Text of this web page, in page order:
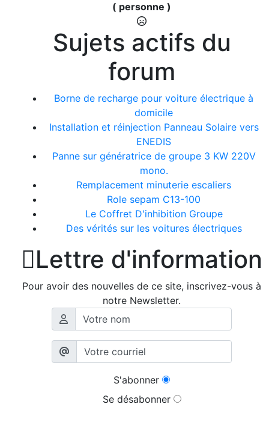
( personne )
Sujets actifs du
forum
Borne de recharge pour voiture électrique à
domicile
Installation et réinjection Panneau Solaire vers
ENEDIS
Panne sur génératrice de groupe 3 KW 220V
mono.
Remplacement minuterie escaliers
Role sepam C13-100
Le Coffret D'inhibition Groupe
Des vérités sur les voitures électriques
Lettre d'information
Pour avoir des nouvelles de ce site, inscrivez-vous à
notre Newsletter.
S'abonner
Se désabonner